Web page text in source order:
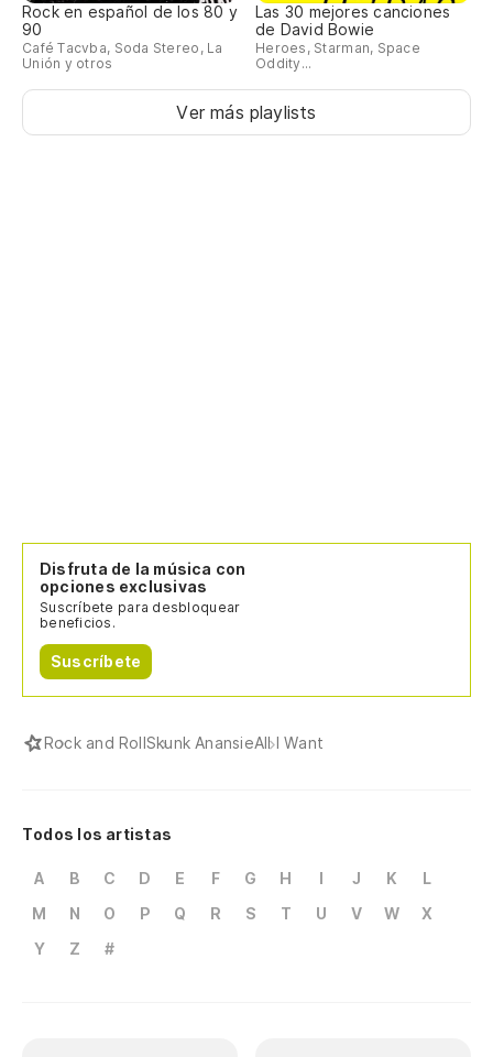
Rock en español de los 80 y
90
Café Tacvba, Soda Stereo, La
Unión y otros
Las 30 mejores canciones
de David Bowie
Heroes, Starman, Space
Oddity...
Ver más playlists
Disfruta de la música con
opciones exclusivas
Suscríbete para desbloquear
beneficios.
Suscríbete
Rock and RollSkunk AnansieAll I Want
Todos los artistas
A B C D E F G H I J K
L
M
N O P Q R S T U V W
X
Y
Z #